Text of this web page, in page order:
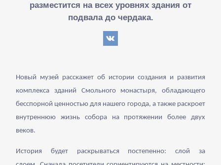
разместится на всех уровнях здания от
подвала до чердака.
Новый музей расскажет об истории создания и развития
комплекса зданий Смольного монастыря, обладающего
бесспорной ценностью для нашего города, а также раскроет
внутреннюю жизнь собора на протяжении более двух
веков.
История будет раскрываться постепенно: слой за